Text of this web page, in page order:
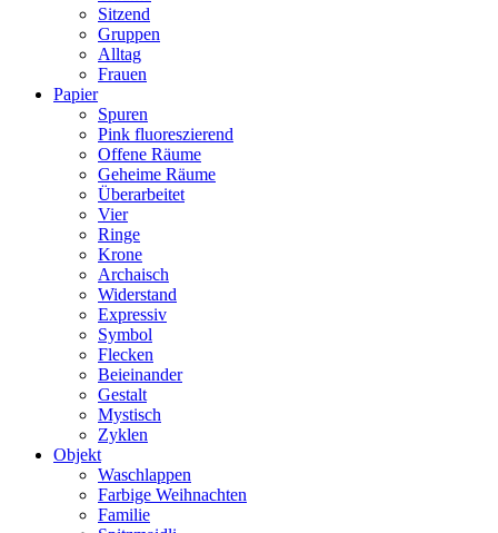
Sitzend
Gruppen
Alltag
Frauen
Papier
Spuren
Pink fluoreszierend
Offene Räume
Geheime Räume
Überarbeitet
Vier
Ringe
Krone
Archaisch
Widerstand
Expressiv
Symbol
Flecken
Beieinander
Gestalt
Mystisch
Zyklen
Objekt
Waschlappen
Farbige Weihnachten
Familie